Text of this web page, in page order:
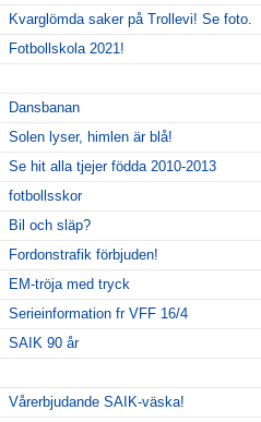
Kvarglömda saker på Trollevi! Se foto.
Fotbollskola 2021!
Dansbanan
Solen lyser, himlen är blå!
Se hit alla tjejer födda 2010-2013
fotbollsskor
Bil och släp?
Fordonstrafik förbjuden!
EM-tröja med tryck
Serieinformation fr VFF 16/4
SAIK 90 år
Vårerbjudande SAIK-väska!